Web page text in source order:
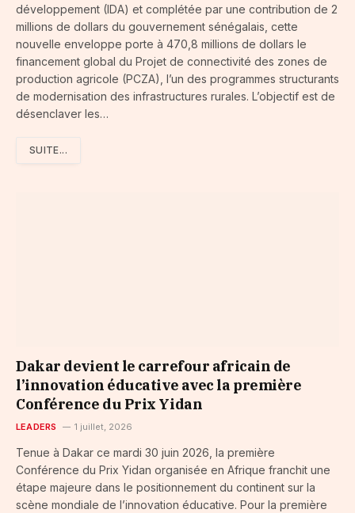
développement (IDA) et complétée par une contribution de 2
millions de dollars du gouvernement sénégalais, cette
nouvelle enveloppe porte à 470,8 millions de dollars le
financement global du Projet de connectivité des zones de
production agricole (PCZA), l’un des programmes structurants
de modernisation des infrastructures rurales. L’objectif est de
désenclaver les…
SUITE...
Dakar devient le carrefour africain de
l’innovation éducative avec la première
Conférence du Prix Yidan
LEADERS 1 juillet, 2026
Tenue à Dakar ce mardi 30 juin 2026, la première
Conférence du Prix Yidan organisée en Afrique franchit une
étape majeure dans le positionnement du continent sur la
scène mondiale de l’innovation éducative. Pour la première